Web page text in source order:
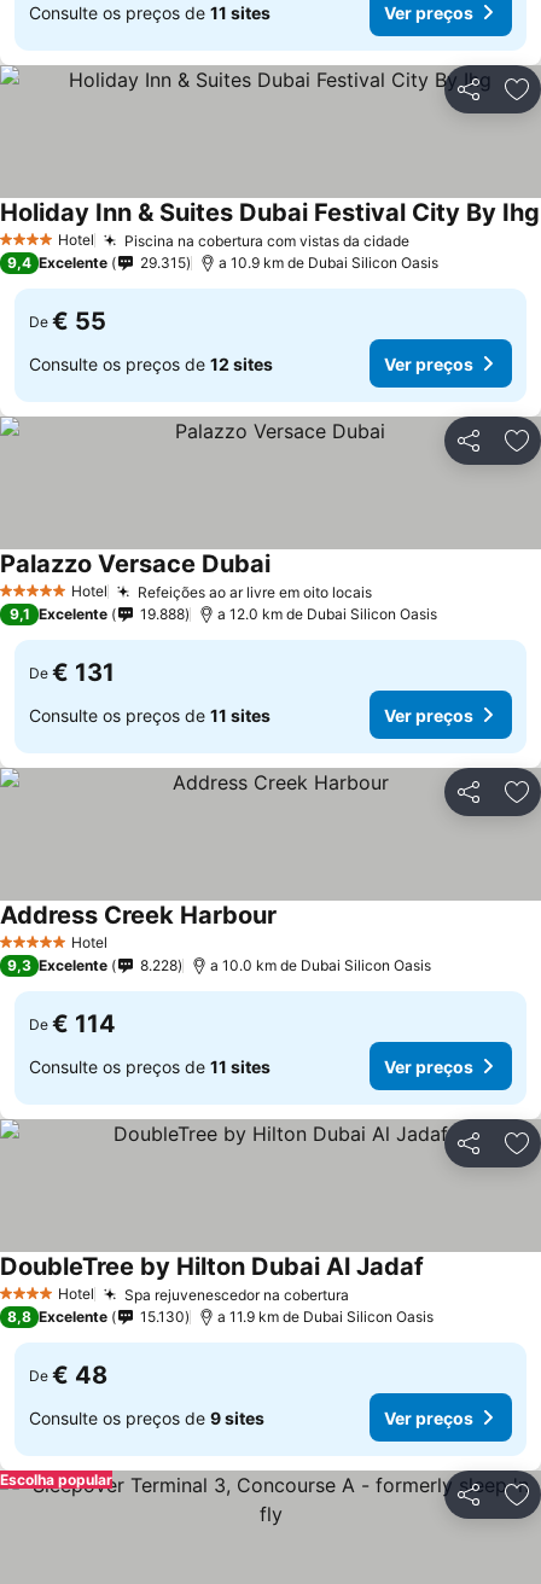
Consulte os preços de 11 sites Ver preços
Partilhar
4 EstrelasHotel Piscina na cobertura com vistas da cidadeVer preços
Holiday Inn & Suites Dubai Festival City By Ihg
9,4 Excelente 29.315 a 10.9 km de Dubai Silicon Oasis
De € 55
Consulte os preços de 12 sites Ver preços
Partilhar
5 Estrelas Hotel Refeições ao ar livre em oito locaisVer preços
Palazzo Versace DubaiVer preços
9,1 Excelente 19.888 a 12.0 km de Dubai Silicon Oasis
De € 131
Consulte os preços de 11 sites Ver preços
Partilhar
5 Estrelas Hotel
Address Creek Harbour
9,3 Excelente 8.228 a 10.0 km de Dubai Silicon Oasis
De € 114
Consulte os preços de 11 sites Ver preços
Partilhar
4 EstrelasHotel Spa rejuvenescedor na cobertura
DoubleTree by Hilton Dubai Al Jadaf
8,8 Excelente 15.130 a 11.9 km de Dubai Silicon Oasis
De € 48
Consulte os preços de 9 sites Ver preços
Partilhar
Escolha popular